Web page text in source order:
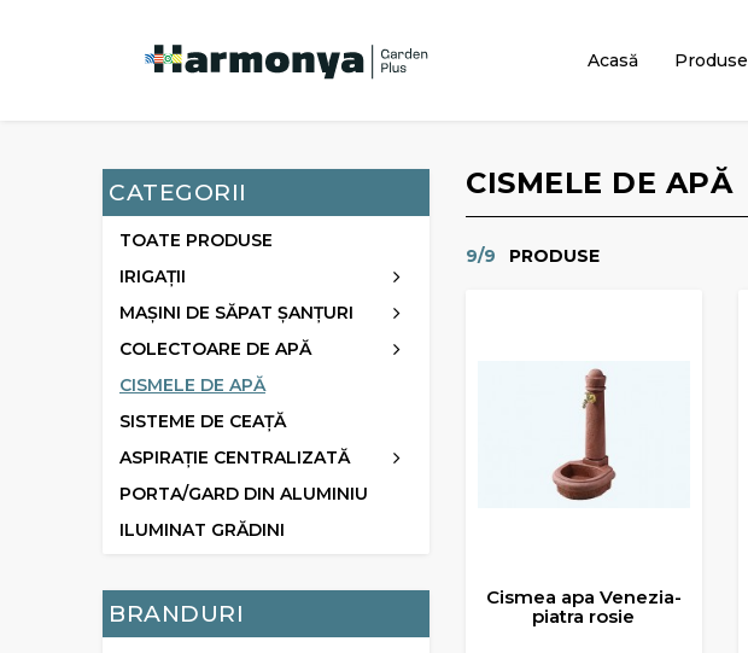
Acasă Produse
CATEGORII
TOATE PRODUSE
IRIGAȚII
MAȘINI DE SĂPAT ȘANȚURI
COLECTOARE DE APĂ
CISMELE DE APĂ
SISTEME DE CEAȚĂ
ASPIRAȚIE CENTRALIZATĂ
PORTA/GARD DIN ALUMINIU
ILUMINAT GRĂDINI
BRANDURI
CISMELE DE APĂ
9/9 PRODUSE
Cismea apa Venezia-
piatra rosie